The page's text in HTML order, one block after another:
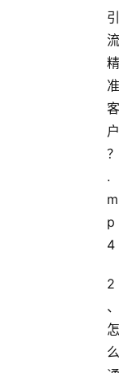
引
流
精
准
客
户
？
.
m
p
4
2
、
怎
么